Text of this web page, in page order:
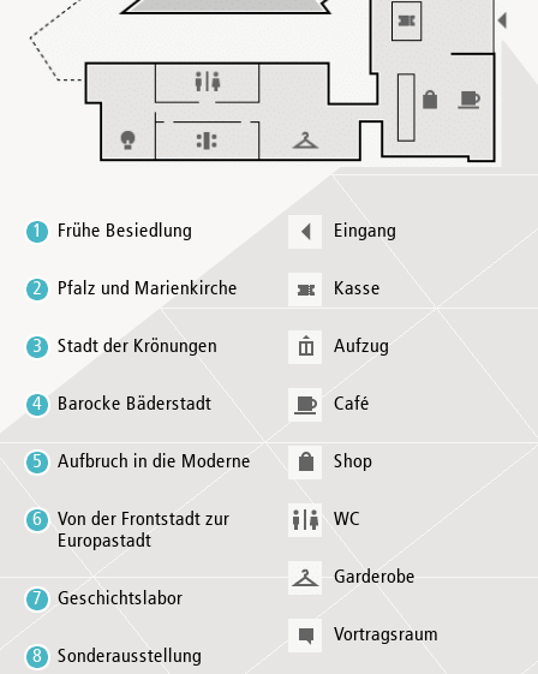
1 Frühe Besiedlung
2 Pfalz und Marienkirche
3 Stadt der Krönungen
4 Barocke Bäderstadt
5 Aufbruch in die Moderne
6
Von der Frontstadt zur
Europastadt
7 Geschichtslabor
8 Sonderausstellung
Eingang
Kasse
Aufzug
Café
Shop
WC
Garderobe
Vortragsraum